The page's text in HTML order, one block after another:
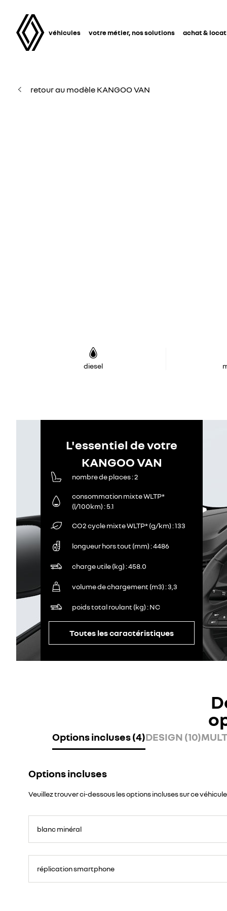
véhicules votre métier, nos solutions achat &
retour au modèle KANGOO VAN
diesel
L'essentiel de votre
KANGOO VAN
nombre de places 2
consommation mixte WLTP*
(l/100km) 5.1
CO2 cycle mixte WLTP* (g/km) 133
longueur hors tout (mm) 4486
charge utile (kg) 458.0
volume de chargement (m3) 3,3
poids total roulant (kg) NC
Toutes les caractéristiques
Options incluses (4)DESIGN (10)
Options incluses
Veuillez trouver ci-dessous les options incluses sur ce véhicule
blanc minéral
réplication smartphone